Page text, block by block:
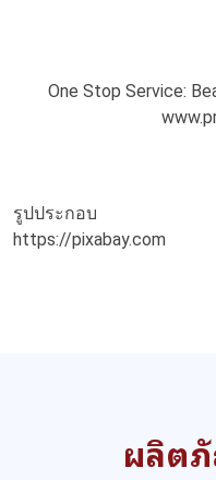
One Stop Service:
รูปประกอบ
https://pixabay.com
ผลิต